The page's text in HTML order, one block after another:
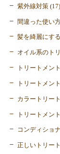
紫外線対策 (17)
間違った使い
髪を綺麗にす
オイル系のト
トリートメン
トリートメン
カラートリー
トリートメン
コンディショ
正しいトリー